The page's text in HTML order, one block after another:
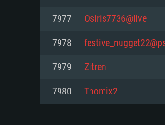
Network: Internet de
Disco: 23,1 GB
mínima suportada:
Network: Internet de
Disco: 21,5 GB
Vulkan (não mais de
suportada: 720p.
Network: Internet de
Disco: 21,5 GB
7977 Osiris7736@live
7978
7979 Zitren
7980 Thomix2